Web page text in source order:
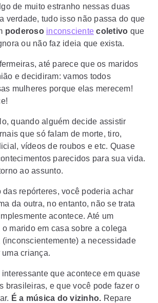
de muito estranho nessas duas
verdade, tudo isso não passa do que
poderoso inconsciente coletivo que
ou não faz ideia que exista.
até parece que os maridos
e decidiram: vamos todos
mulheres porque elas merecem!
quando alguém decide assistir
que só falam de morte, tiro,
vídeos de roubos e etc. Quase
parecidos para sua vida.
ao assunto.
das repórteres, você poderia achar
da outra, no entanto, não se trata
acontece. Até um
marido em casa sobre a colega
a necessidade
criança.
que acontece em quase
brasileiras, e que você pode fazer o
É a música do vizinho. Repare